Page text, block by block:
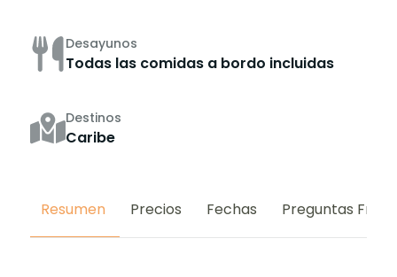
Desayunos
Todas las comidas a bordo incluidas
Destinos
Caribe
Resumen Precios Fechas Preguntas